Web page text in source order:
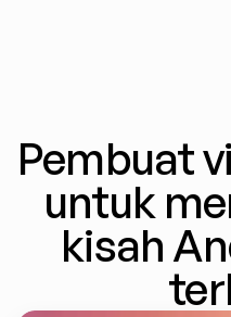
Pembuat
untuk
kisah